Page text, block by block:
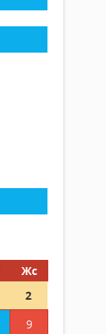
Жс
2
9